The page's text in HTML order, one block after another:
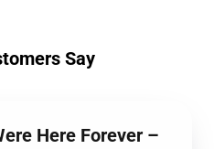
Say
Here Forever –